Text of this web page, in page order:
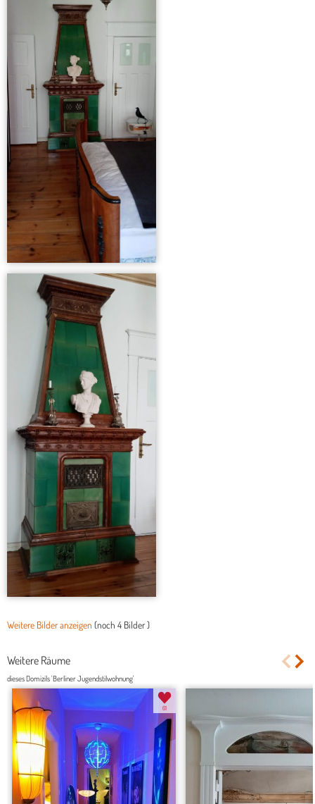
Weitere Bilder anzeigen (noch 4 Bilder)
Weitere Räume
dieses Domizils 'Berliner Jugendstilwohnung'
61